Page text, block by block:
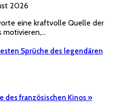
2026
eine kraftvolle Quelle der
motivieren,…
Sprüche des legendären
des französischen Kinos »